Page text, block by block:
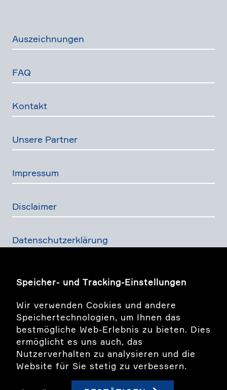
Speicher- und Tracking-Einstellungen
Wir verwenden Cookies und andere
Speichertechnologien, um Ihnen das
bestmögliche Web-Erlebnis zu bieten. Dies
ermöglicht es uns auch, das
Nutzerverhalten zu analysieren und die
Website für Sie stetig zu verbessern.
Auszeich­nungen
FAQ
Kontakt
Unsere Partner
Impressum
Disclaimer
Daten­schutz­er­klä­rung
Bildwelt Story
LinkedIn